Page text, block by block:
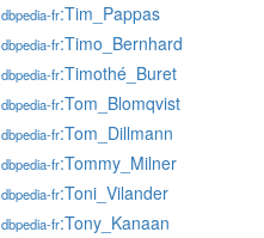
dbpedia-fr:Tim_Pappas
dbpedia-fr:Timo_Bernhard
dbpedia-fr:Timothé_Buret
dbpedia-fr:Tom_Blomqvist
dbpedia-fr:Tom_Dillmann
dbpedia-fr:Tommy_Milner
dbpedia-fr:Toni_Vilander
dbpedia-fr:Tony_Kanaan